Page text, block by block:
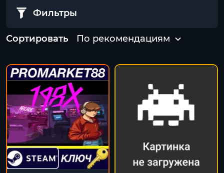
Фильтры
Сортировать По рекомендациям